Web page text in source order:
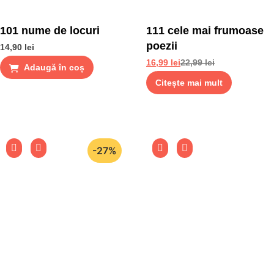
101 nume de locuri
14,90 lei
Adaugă în coș
111 cele mai frumoase
poezii
22,99lei
16,99 lei
Citește mai mult
-27%